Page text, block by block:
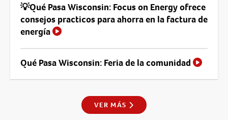
💡Qué Pasa Wisconsin: Focus on Energy ofrece
consejos practicos para ahorra en la factura de
energía
Qué Pasa Wisconsin: Feria de la comunidad
VER MÁS